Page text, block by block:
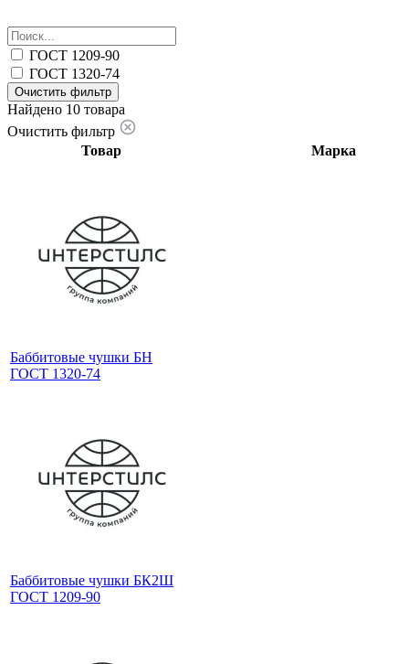
ГОСТ 1209-90
ГОСТ 1320-74
Очистить фильтр
Найдено 10 товара
Очистить фильтр
Товар
Марка
Баббитовые чушки БН
ГОСТ 1320-74
Баббитовые чушки БК2Ш
ГОСТ 1209-90